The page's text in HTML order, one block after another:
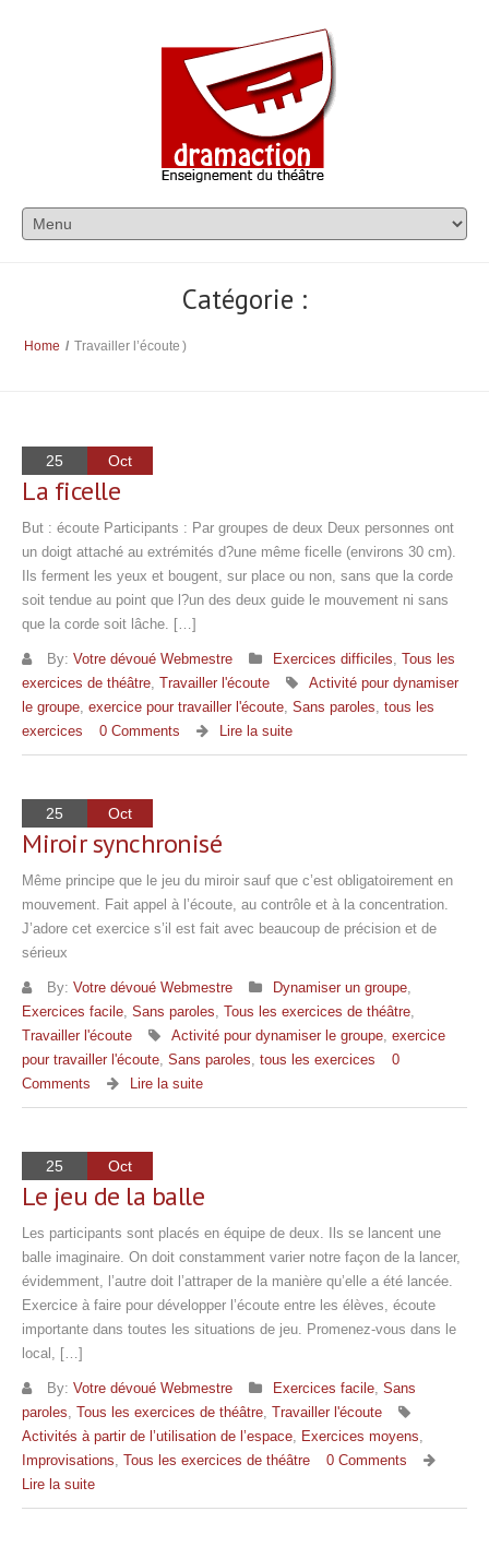
Catégorie :
Home / Travailler l’écoute )
25 Oct
La ficelle
But : écoute Participants : Par groupes de deux Deux personnes ont
un doigt attaché au extrémités d?une même ficelle (environs 30 cm).
Ils ferment les yeux et bougent, sur place ou non, sans que la corde
soit tendue au point que l?un des deux guide le mouvement ni sans
que la corde soit lâche. […]
By: Votre dévoué Webmestre Exercices difficiles, Tous les
exercices de théâtre, Travailler l'écoute
Activité pour dynamiser
le groupe, exercice pour travailler l'écoute, Sans paroles, tous les
exercices
0 Comments Lire la suite
25 Oct
Miroir synchronisé
Même principe que le jeu du miroir sauf que c’est obligatoirement en
mouvement. Fait appel à l’écoute, au contrôle et à la concentration.
J’adore cet exercice s’il est fait avec beaucoup de précision et de
sérieux
By: Votre dévoué Webmestre Dynamiser un groupe,
Exercices facile, Sans paroles, Tous les exercices de théâtre,
Travailler l'écoute
Activité pour dynamiser le groupe, exercice
pour travailler l'écoute, Sans paroles, tous les exercices
0
Comments
Lire la suite
25 Oct
Le jeu de la balle
Les participants sont placés en équipe de deux. Ils se lancent une
balle imaginaire. On doit constamment varier notre façon de la lancer,
évidemment, l’autre doit l’attraper de la manière qu’elle a été lancée.
Exercice à faire pour développer l’écoute entre les élèves, écoute
importante dans toutes les situations de jeu. Promenez-vous dans le
local, […]
By: Votre dévoué Webmestre Exercices facile, Sans
paroles, Tous les exercices de théâtre, Travailler l'écoute
Activités à partir de l’utilisation de l’espace, Exercices moyens,
Improvisations, Tous les exercices de théâtre
0 Comments
Lire la suite